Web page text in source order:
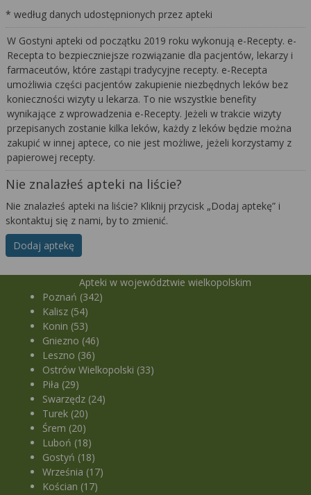
* według danych udostępnionych przez apteki
W Gostyni apteki od początku 2019 roku wykonują e-Recepty. e-
Recepta to bezpieczniejsze rozwiązanie dla pacjentów, lekarzy i
farmaceutów, które zastąpi tradycyjne recepty. e-Recepta
umożliwia części pacjentów zakupienie niezbędnych leków bez
konieczności wizyty u lekarza. To nie wszystkie benefity
wynikające z wprowadzenia e-Recepty. Jeżeli w trakcie wizyty
przepisanych zostanie kilka leków, każdy z leków będzie można
zakupić w innej aptece, co nie jest możliwe, jeżeli korzystamy z
papierowej recepty.
Nie znalazłeś apteki na liście?
Nie znalazłeś apteki na liście? Kliknij przycisk „Dodaj aptekę” i
skontaktuj się z nami, by to zmienić.
Dodaj aptekę
Apteki w województwie wielkopolskim
Poznań (342)
Kalisz (54)
Konin (53)
Gniezno (46)
Leszno (36)
Ostrów Wielkopolski (33)
Piła (29)
Swarzędz (24)
Turek (20)
Śrem (20)
Luboń (18)
Gostyń (18)
Września (17)
Kościan (17)